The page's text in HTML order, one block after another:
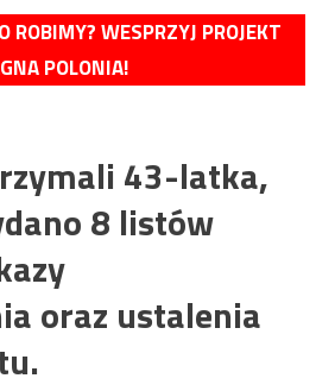
ROBIMY? WESPRZYJ PROJEKT
POLONIA!
43-latka,
8 listów
oraz ustalenia